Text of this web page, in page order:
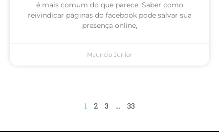
é mais comum do que parece. Saber como
reivindicar páginas do facebook pode salvar sua
presença online,
Mauricio Junior
1 2 3 … 33